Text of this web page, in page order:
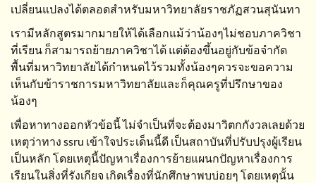
เปลี่ยนแปลงได้ตลอดสำหรับมหาวิทยาลัยราชภัฏสวนสุนันทา
เรามีหลักสูตรมากมายให้ได้เลือกแม้ว่าน้องๆไม่ชอบภาควิชา
ที่เรียน ก็สามารถย้ายภาควิชาได้ แต่ต้องขึ้นอยู่กับข้อจำกัด
พื้นที่มหาวิทยาลัยได้กำหนดไว้รวมทั้งน้องๆควรจะขอความ
เห็นกับข้าราชการมหาวิทยาลัยและก็คุณครูที่ปรึกษาของ
น้องๆ
เพื่อหาทางออกหัวข้อนี้ ไม่จำเป็นที่จะต้องมาวิตกกังวลเลยด้วย
เหตุว่าทาง ssru เข้าใจประเด็นนี้ดี เป็นสถาบันที่ปรับปรุงผู้เรียน
เป็นหลัก โดยเหตุนี้ปัญหาเรื่องการย้ายแผนกปัญหาเรื่องการ
เรียนในสิ่งที่รังเกียจ เกิดเรื่องที่นักศึกษาพบบ่อยๆ โดยเหตุนั้น